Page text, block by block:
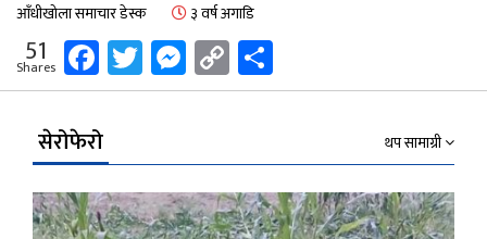
आँधीखोला समाचार डेस्क ३ वर्ष अगाडि
51
Shares Facebook
Twitter
Messenger
Copy
Link
सेरोफेरो थप सामाग्री